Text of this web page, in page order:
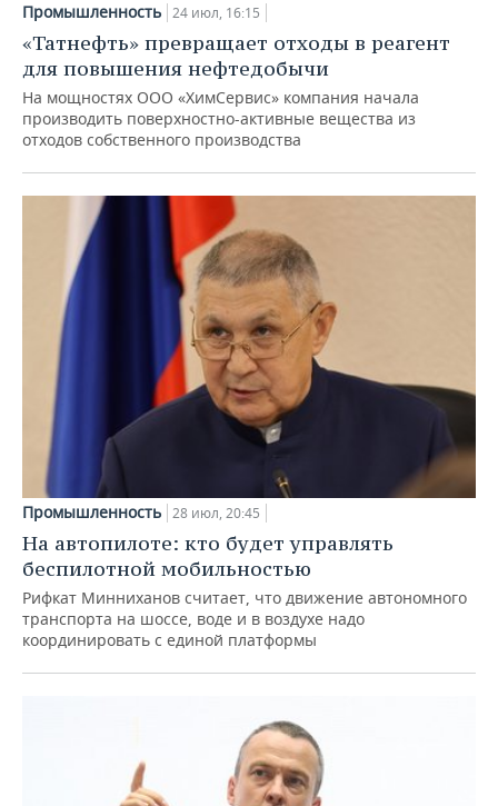
Промышленность 24 июл, 16:15
«Татнефть» превращает отходы в реагент
для повышения нефтедобычи
На мощностях ООО «ХимСервис» компания начала
производить поверхностно-активные вещества из
отходов собственного производства
Промышленность 28 июл, 20:45
На автопилоте: кто будет управлять
беспилотной мобильностью
Рифкат Минниханов считает, что движение автономного
транспорта на шоссе, воде и в воздухе надо
координировать с единой платформы